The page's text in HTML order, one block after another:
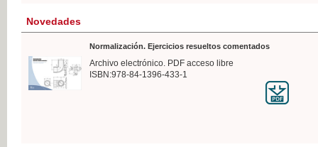
Novedades
Normalización. Ejercicios resueltos comentados
Archivo electrónico. PDF acceso libre
ISBN:978-84-1396-433-1